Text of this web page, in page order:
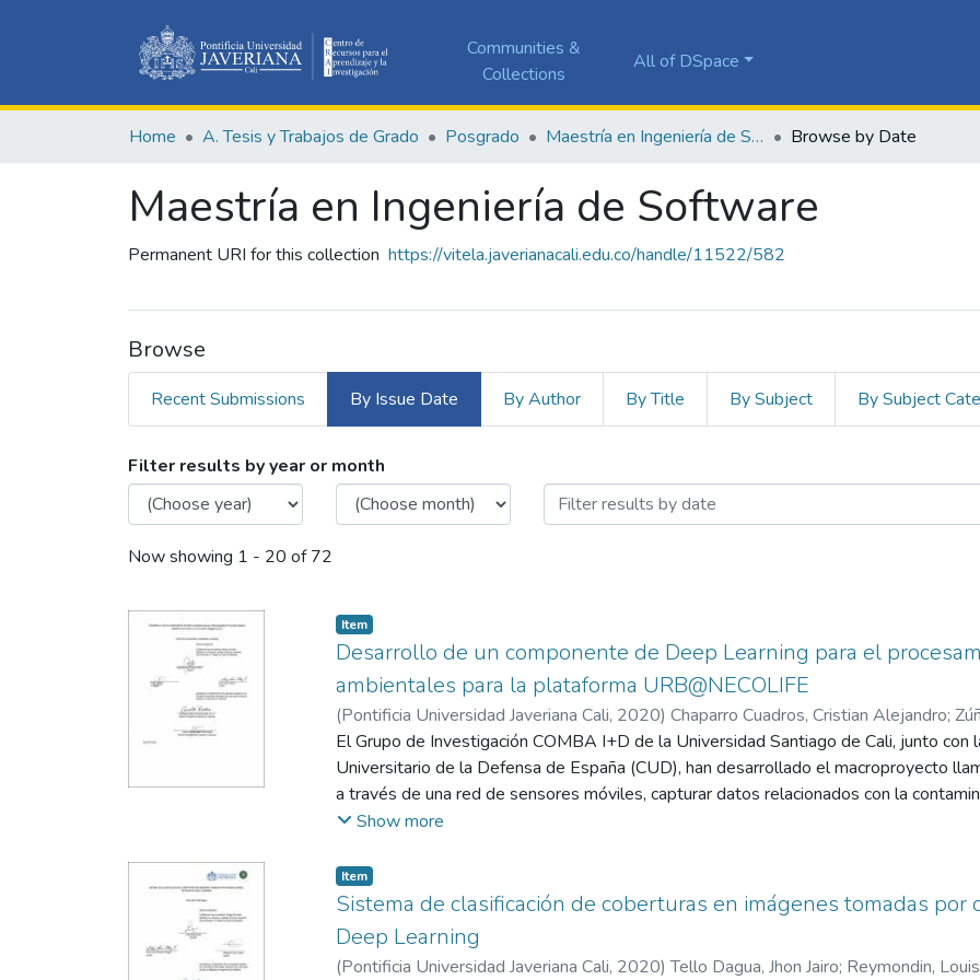
Communities &
Collections
All of DSpace
Home A. Tesis y Trabajos de Grado Posgrado Maestría en Ingeniería de Software Browse by Date
Maestría en Ingeniería de Software
Permanent URI for this collection https://vitela.javerianacali.edu.co/handle/11522/582
Browse
Recent Submissions By Issue Date By Author By Title By Subject By Subject
Browsing Maestría en Ingeniería de Software by Issue Date
Filter results by year or month
Now showing 1 - 20 of 72
Item
Desarrollo de un componente de Deep Learning para el
ambientales para la plataforma URB@NECOLIFE
(Pontificia Universidad Javeriana Cali, 2020) Chaparro Cuadros, Cristian Alejandro;
El Grupo de Investigación COMBA I+D de la Universidad Santiago de Cali, junto con
Universitario de la Defensa de España (CUD), han desarrollado el macroproyecto
a través de una red de sensores móviles, capturar datos relacionados con la
trabajo se muestra la implementación de la metodología Cross-Industry Standard
base un algoritmo de red neuronal recurrente para procesar las series de tiempo
contaminación de los años 2010 – 2017. Dentro del proyecto se exploraron.
Show more
Item
Sistema de clasificación de coberturas en imágenes tomadas por
Deep Learning
(Pontificia Universidad Javeriana Cali, 2020)Tello Dagua, Jhon Jairo; Reymondin, Louis